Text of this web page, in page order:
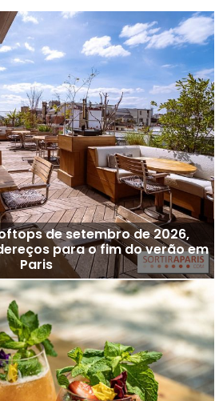
de setembro de 2026,
para o fim do verão em
Paris